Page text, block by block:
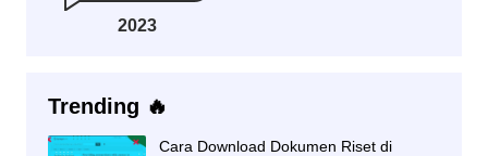
2023
Trending 🔥
Cara Download Dokumen Riset di